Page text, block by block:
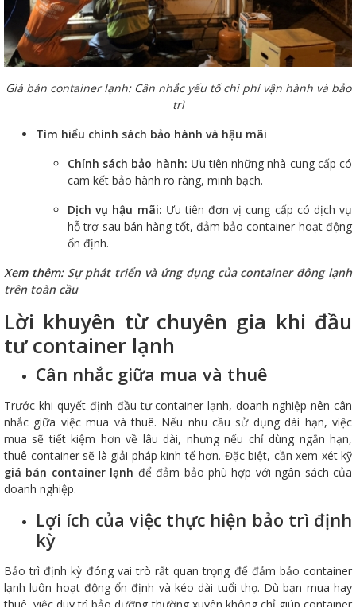
Giá bán container lạnh: Cân nhắc yếu tố chi phí vận hành và bảo
trì
Tìm hiểu chính sách bảo hành và hậu mãi
Chính sách bảo hành: Ưu tiên những nhà cung cấp có
cam kết bảo hành rõ ràng, minh bạch.
Dịch vụ hậu mãi: Ưu tiên đơn vị cung cấp có dịch vụ
hỗ trợ sau bán hàng tốt, đảm bảo container hoạt động
ổn định.
Xem thêm: Sự phát triển và ứng dụng của container đông lạnh
trên toàn cầu
Lời khuyên từ chuyên gia khi đầu
tư container lạnh
Cân nhắc giữa mua và thuê
Trước khi quyết định đầu tư container lạnh, doanh nghiệp nên cân
nhắc giữa việc mua và thuê. Nếu nhu cầu sử dụng dài hạn, việc
mua sẽ tiết kiệm hơn về lâu dài, nhưng nếu chỉ dùng ngắn hạn,
thuê container sẽ là giải pháp kinh tế hơn. Đặc biệt, cần xem xét kỹ
giá bán container lạnh để đảm bảo phù hợp với ngân sách của
doanh nghiệp.
Lợi ích của việc thực hiện bảo trì định
kỳ
Bảo trì định kỳ đóng vai trò rất quan trọng để đảm bảo container
lạnh luôn hoạt động ổn định và kéo dài tuổi thọ. Dù bạn mua hay
thuê, việc duy trì bảo dưỡng thường xuyên không chỉ giúp container